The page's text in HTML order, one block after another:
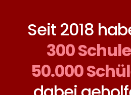
Seit 2018
300
50.000